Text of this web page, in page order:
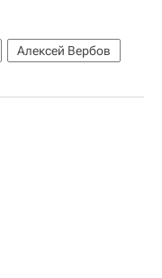
Алексей Вербов